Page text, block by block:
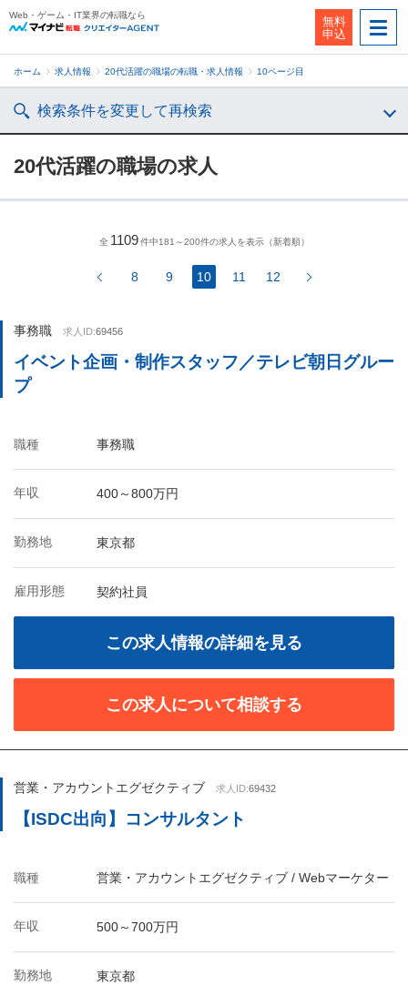
Web・ゲーム・IT業界の転職なら
無料
申込
ホーム 求人情報 20代活躍の職場の転職・求人情報 10ページ目
検索条件を変更して再検索
20代活躍の職場の求人
全 1109 件中181～200件の求人を表示（新着順）
8 9 10 11 12
事務職 求人ID:69456
イベント企画・制作スタッフ／テレビ朝日グルー
プ
職種 事務職
年収 400～800万円
勤務地 東京都
雇用形態 契約社員
この求人情報の詳細を見る
この求人について相談する
営業・アカウントエグゼクティブ 求人ID:69432
【ISDC出向】コンサルタント
職種 営業・アカウントエグゼクティブ / Webマーケター
年収 500～700万円
勤務地 東京都